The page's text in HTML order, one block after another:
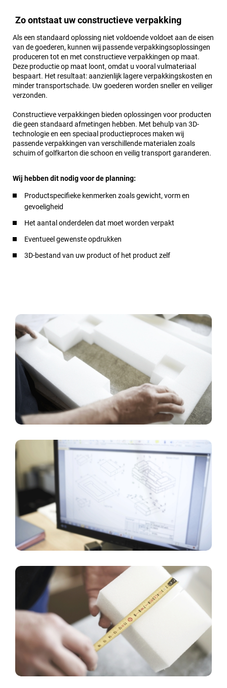
Zo ontstaat uw constructieve verpakking
Als een standaard oplossing niet voldoende voldoet aan de eisen
van de goederen, kunnen wij passende verpakkingsoplossingen
produceren tot en met constructieve verpakkingen op maat.
Deze productie op maat loont, omdat u vooral vulmateriaal
bespaart. Het resultaat: aanzienlijk lagere verpakkingskosten en
minder transportschade. Uw goederen worden sneller en veiliger
verzonden.
Constructieve verpakkingen bieden oplossingen voor producten
die geen standaard afmetingen hebben. Met behulp van 3D-
technologie en een speciaal productieproces maken wij
passende verpakkingen van verschillende materialen zoals
schuim of golfkarton die schoon en veilig transport garanderen.
Wij hebben dit nodig voor de planning:
Productspecifieke kenmerken zoals gewicht, vorm en
gevoeligheid
Het aantal onderdelen dat moet worden verpakt
Eventueel gewenste opdrukken
3D-bestand van uw product of het product zelf